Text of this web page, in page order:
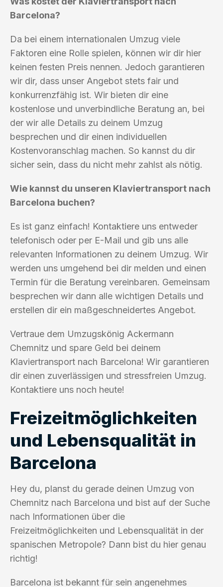
Barcelona?
Da bei einem internationalen Umzug viele
Faktoren eine Rolle spielen, können wir dir hier
keinen festen Preis nennen. Jedoch garantieren
wir dir, dass unser Angebot stets fair und
konkurrenzfähig ist. Wir bieten dir eine
kostenlose und unverbindliche Beratung an, bei
der wir alle Details zu deinem Umzug
besprechen und dir einen individuellen
Kostenvoranschlag machen. So kannst du dir
sicher sein, dass du nicht mehr zahlst als nötig.
Wie kannst du unseren Klaviertransport nach
Barcelona buchen?
Es ist ganz einfach! Kontaktiere uns entweder
telefonisch oder per E-Mail und gib uns alle
relevanten Informationen zu deinem Umzug. Wir
werden uns umgehend bei dir melden und einen
Termin für die Beratung vereinbaren. Gemeinsam
besprechen wir dann alle wichtigen Details und
erstellen dir ein maßgeschneidertes Angebot.
Vertraue dem Umzugskönig Ackermann
Chemnitz und spare Geld bei deinem
Klaviertransport nach Barcelona! Wir garantieren
dir einen zuverlässigen und stressfreien Umzug.
Kontaktiere uns noch heute!
Freizeitmöglichkeiten
und Lebensqualität in
Barcelona
Hey du, planst du gerade deinen Umzug von
Chemnitz nach Barcelona und bist auf der Suche
nach Informationen über die
Freizeitmöglichkeiten und Lebensqualität in der
spanischen Metropole? Dann bist du hier genau
richtig!
Barcelona ist bekannt für sein angenehmes